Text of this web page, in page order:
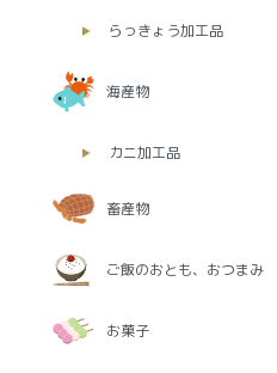
らっきょう加工品
海産物
カニ加工品
畜産物
ご飯のおとも、おつまみ
お菓子